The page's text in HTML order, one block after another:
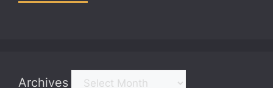
Archives